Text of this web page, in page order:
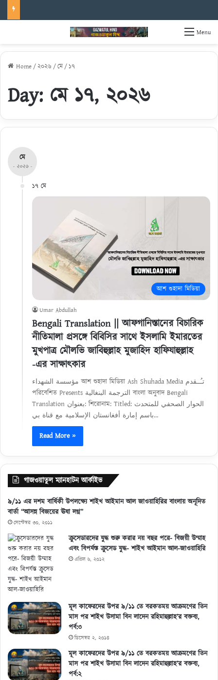
Menu
Home /২০২৬ /মে /১৭
Day: মে ১৭, ২০২৬
মে
- ২০২৬ -
১৭ মে
আশ শুহাদা মিডিয়া
Umar Abdullah
Bengali Translation || আফগানিস্তানের বিচারিক
নীতিমালা প্রসঙ্গে বিবিসির সাথে ইসলামি ইমারতের
মুখপাত্র মৌলভি জাবিহুল্লাহ মুজাহিদ হাফিযাহুল্লাহ
-এর সাক্ষাৎকার
مؤسسة الشهداء আশ শুহাদা মিডিয়া Ash Shuhada Media تـُــقدم
পরিবেশিত Presents الترجمة البنغالية বাংলা অনুবাদ Bengali
Translation بعنوان: শিরোনাম: Titled: الحوار الصحفي للمتحدث
باسم إمارة أفغانستان الإسلامية مع قناة بي…
Read More »
গাজওয়াতুল ম্যানহাটন আর্কাইভ
৯/১১ এর দশম বার্ষিকী উপলক্ষ্যে শাইখ আইমান আল জাওয়াহিরির বাংলায় অনূদিত
বার্তা “আসন্ন বিজয়ের ঊষা লগ্ন”
সেপ্টেম্বর ৩০, ২০১১
ক্রুসেডারদের যুদ্ধ শুরু করার নয় বছর পরে- বিজয়ী উম্মাহ
এবং বিপর্যস্ত ক্রুসেড যুদ্ধ- শাইখ আইমান আল-জাওয়াহিরি
এপ্রিল ৬, ২০১২
মূল কাফেরদের উপর ৯/১১ তে বরকতময় আক্রমণের তিন
মাস পর শাইখ উসামা বিন লাদেন রহিমাহুল্লাহ’র বক্তব্য,
পর্ব:৩
ডিসেম্বর ২, ২০১৪
মূল কাফেরদের উপর ৯/১১ তে বরকতময় আক্রমণের তিন
মাস পর শাইখ উসামা বিন লাদেন রহিমাহুল্লাহ’র বক্তব্য,
পর্ব:২